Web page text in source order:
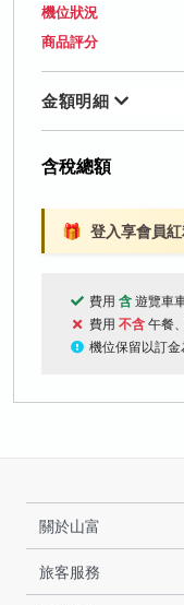
機位狀況
商品評分
金額明細
含稅總額
🎁 登入享會員
費用 含 遊覽車
費用 不含 午餐
機位保留以訂
關於山富
旅客服務